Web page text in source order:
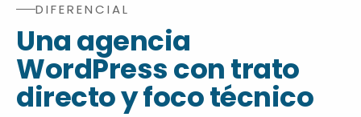
Diferencial de edrweb como agencia de diseño web
DIFERENCIAL
Una agencia
WordPress con trato
directo y foco técnico